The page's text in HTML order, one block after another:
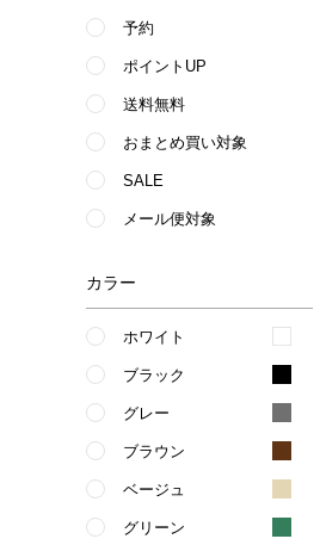
予約
ポイントUP
送料無料
おまとめ買い対象
SALE
メール便対象
カラー
ホワイト
ブラック
グレー
ブラウン
ベージュ
グリーン